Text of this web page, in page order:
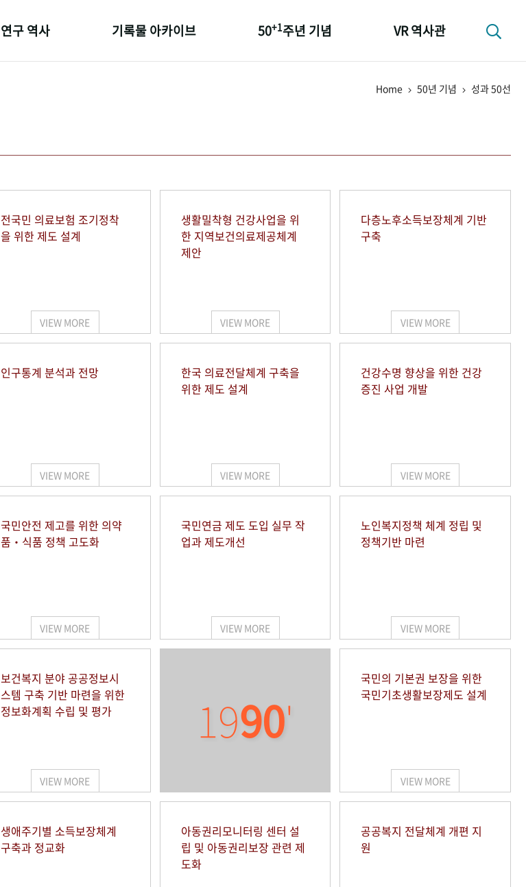
연구 역사 기록물 아카이브 50+1주년 기념 VR 역사관
Home 50년 기념 성과 50선
전국민 의료보험 조기정착
을 위한 제도 설계
VIEW MORE
생활밀착형 건강사업을 위
한 지역보건의료제공체계
제안
VIEW MORE
다층노후소득보장체계 기반
구축
VIEW MORE
인구통계 분석과 전망
VIEW MORE
한국 의료전달체계 구축을
위한 제도 설계
VIEW MORE
건강수명 향상을 위한 건강
증진 사업 개발
VIEW MORE
국민안전 제고를 위한 의약
품‧식품 정책 고도화
VIEW MORE
국민연금 제도 도입 실무 작
업과 제도개선
VIEW MORE
노인복지정책 체계 정립 및
정책기반 마련
VIEW MORE
보건복지 분야 공공정보시
스템 구축 기반 마련을 위한
정보화계획 수립 및 평가
VIEW MORE
1990'
국민의 기본권 보장을 위한
국민기초생활보장제도 설계
VIEW MORE
생애주기별 소득보장체계
구축과 정교화
아동권리모니터링 센터 설
립 및 아동권리보장 관련 제
도화
공공복지 전달체계 개편 지
원